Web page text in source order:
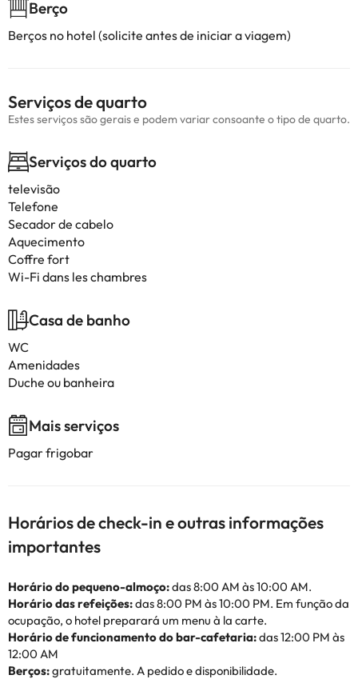
Berço
Berços no hotel (solicite antes de iniciar a viagem)
Serviços de quarto
Estes serviços são gerais e podem variar consoante o tipo de quarto.
Serviços do quarto
televisão
Telefone
Secador de cabelo
Aquecimento
Coffre fort
Wi-Fi dans les chambres
Casa de banho
WC
Amenidades
Duche ou banheira
Mais serviços
Pagar frigobar
Horários de check-in e outras informações
importantes
Horário do pequeno-almoço:das 8:00 AM às 10:00 AM.
Horário das refeições:das 8:00 PM às 10:00 PM. Em função da
ocupação, o hotel preparará um menu à la carte.
Horário de funcionamento do bar-cafetaria:das 12:00 PM às
12:00 AM
Berços:gratuitamente. A pedido e disponibilidade.